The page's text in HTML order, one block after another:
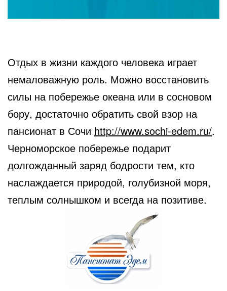
Отдых в жизни каждого человека играет
немаловажную роль. Можно восстановить
силы на побережье океана или в сосновом
бору, достаточно обратить свой взор на
пансионат в Сочи http://www.sochi-edem.ru/.
Черноморское побережье подарит
долгожданный заряд бодрости тем, кто
наслаждается природой, голубизной моря,
теплым солнышком и всегда на позитиве.